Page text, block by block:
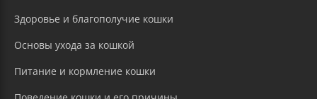
Здоровье и благополучие кошки
Основы ухода за кошкой
Питание и кормление кошки